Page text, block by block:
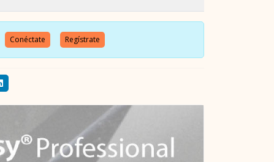
Conéctate Regístrate